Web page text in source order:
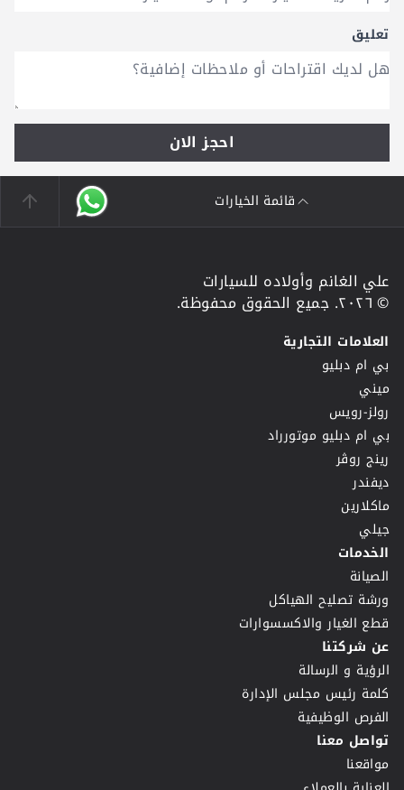
تعليق
احجز الان
قائمة الخيارات
علي الغانم وأولاده للسيارات
© ٢٠٢٦. جميع الحقوق محفوظة.
العلامات التجارية
بي ام دبليو
ميني
رولز-رويس
بي ام دبليو موتورراد
رينج روڤر
ديفندر
ماكلارين
جيلي
الخدمات
الصيانة
ورشة تصليح الهياكل
قطع الغيار والاكسسوارات
عن شركتنا
الرؤية و الرسالة
كلمة رئيس مجلس الإدارة
الفرص الوظيفية
تواصل معنا
مواقعنا